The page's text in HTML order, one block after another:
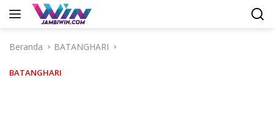
Langsung
Beranda
BATANGHARI
BATANGHARI